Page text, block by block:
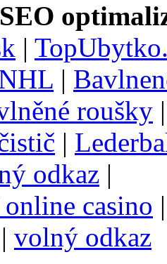
|
|
roušky
|
odkaz |
casino
| volný odkaz